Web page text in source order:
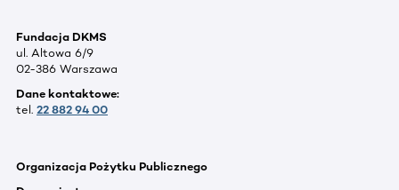
Fundacja DKMS
ul. Altowa 6/9
02-386 Warszawa
Dane kontaktowe:
tel. 22 882 94 00
Organizacja Pożytku Publicznego